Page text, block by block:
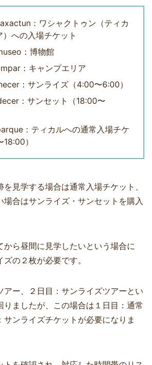
：ワシャクトゥン（ティカ
への入場チケット
：博物館
：キャンプエリア
：サンライズ（4:00〜6:00）
：サンセット（18:00〜
：ティカルへの通常入場チケ
）
見学する場合は通常入場チケット、
場合はサンライズ・サンセットを購入
から昼間に見学したいという場合に
の２枚が必要です。
アー、２日目：サンライズツアーとい
りましたが、この場合は１日目：通常
ンライズチケットが必要になりま